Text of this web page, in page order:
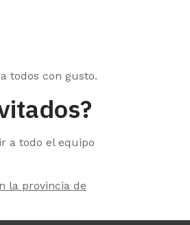
todos con gusto.
a todo el equipo
la provincia de